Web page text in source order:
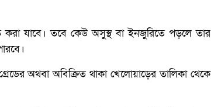
করা যাবে। তবে কেউ অসুস্থ বা ইনজুরিতে পড়লে তার
অথবা অবিক্রিত থাকা খেলোয়াড়ের তালিকা থেকে